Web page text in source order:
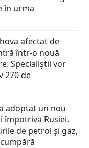
în urma
afectat de
într-o nouă
Specialiștii vor
270 de
adoptat un nou
împotriva Rusiei.
de petrol și gaz,